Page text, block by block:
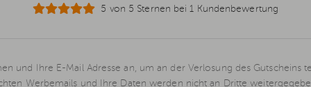
5 von 5 Sternen bei 1 Kundenbewertung
und Ihre E-Mail Adresse an, um an der Verlosung des
Werbemails und Ihre Daten werden nicht an Dritte